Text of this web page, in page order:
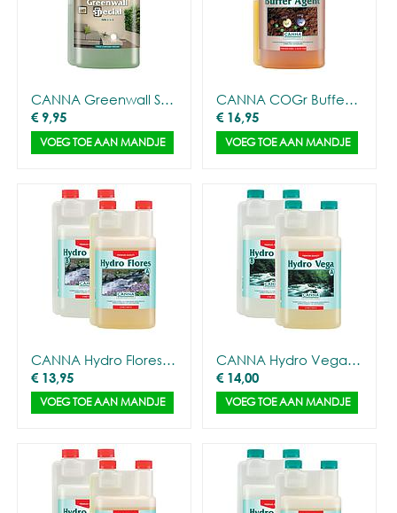
CANNA Greenwall Special
€ 9,95
VOEG TOE AAN MANDJE
CANNA COGr Buffer agent (1L)
€ 16,95
VOEG TOE AAN MANDJE
CANNA Hydro Flores A&B (Soft)
€ 13,95
VOEG TOE AAN MANDJE
CANNA Hydro Vega A&B (Soft)
€ 14,00
VOEG TOE AAN MANDJE